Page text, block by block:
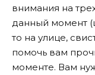
внимания на
данный момент
то на улице,
помочь вам
моменте. Вам